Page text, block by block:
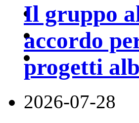
Il gruppo
accordo
progetti
2026-07-28